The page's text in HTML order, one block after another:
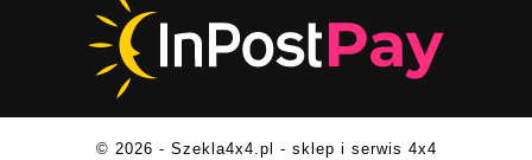
© 2026 - Szekla4x4.pl - sklep i serwis 4x4